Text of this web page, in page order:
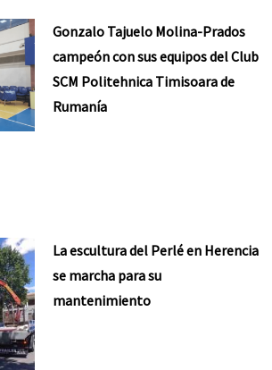
Gonzalo Tajuelo Molina-Prados
campeón con sus equipos del Club
SCM Politehnica Timisoara de
Rumanía
La escultura del Perlé en Herencia
se marcha para su
mantenimiento